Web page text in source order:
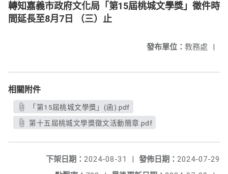
轉知嘉義市政府文化局「第15屆桃城文學獎」徵件時
間延長至8月7日 （三）止
發布單位： 教務處 |
相關附件
「第15屆桃城文學獎」(函).pdf
第十五屆桃城文學獎徵文活動簡章.pdf
發佈日期： 2024-07-29
下架日期： 2024-08-31
|